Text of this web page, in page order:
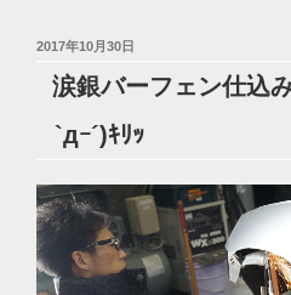
投
2017年10月30日
涙銀バーフェン仕込
`дｰ´)ｷﾘｯ